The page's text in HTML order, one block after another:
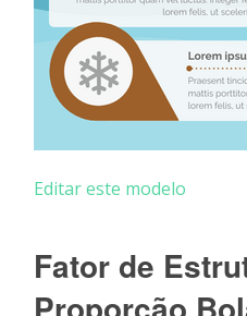
Editar este modelo
Fator de